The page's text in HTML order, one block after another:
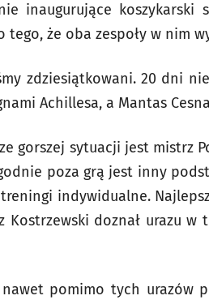
inaugurujące koszykarski
tego, że oba zespoły w nim
zdziesiątkowani. 20 dni
Achillesa, a Mantas
gorszej sytuacji jest mistrz
poza grą jest inny
indywidualne.
Kostrzewski doznał urazu
nawet pomimo tych urazów